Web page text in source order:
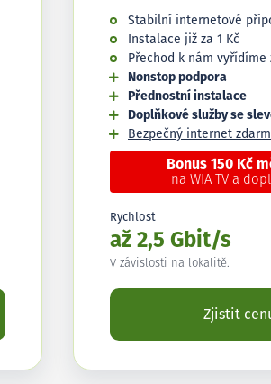
Stabilní internetové
Instalace již za 1 Kč
Přechod k nám vyřídíme
Nonstop podpora
Přednostní instalace
Doplňkové služby se
Bezpečný internet
Bonus 150 Kč
na WIA TV a
Rychlost
až 2,5 Gbit/s
V závislosti na lokalitě.
Zjistit